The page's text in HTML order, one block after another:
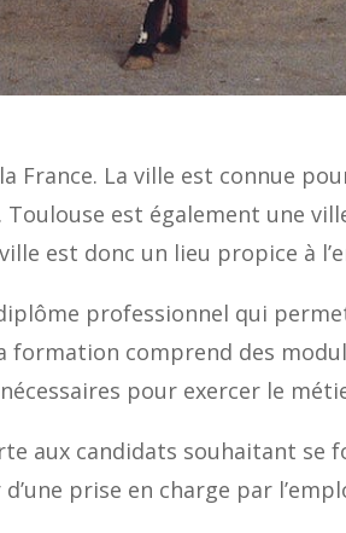
France. La ville est connue
est également une
est donc un lieu propice à
professionnel qui
formation comprend des
pour exercer le
aux candidats souhaitant
prise en charge par